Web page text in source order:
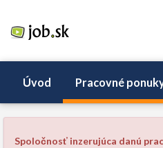
Úvod Pracovné
Spoločnosť inzerujúca danú